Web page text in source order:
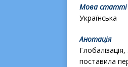
Мова статті
Українська
Анотація
поставила